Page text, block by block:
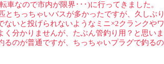
車なので市内が限界･･･)に行ってきました。
とちっちゃいバスが多かったですが、久しぶ
ないと投げられないようなミニ×2クランクや
く分かりませんが、たぶん管釣り用？と思いま
るのが普通ですが、ちっちゃいプラグで釣る